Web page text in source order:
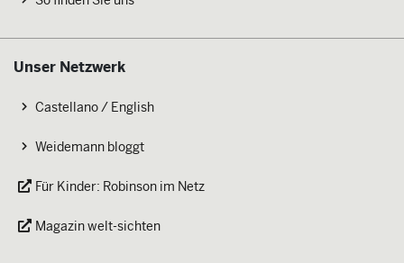
Unser Netzwerk
Castellano / English
Weidemann bloggt
Für Kinder: Robinson im Netz
Magazin welt-sichten